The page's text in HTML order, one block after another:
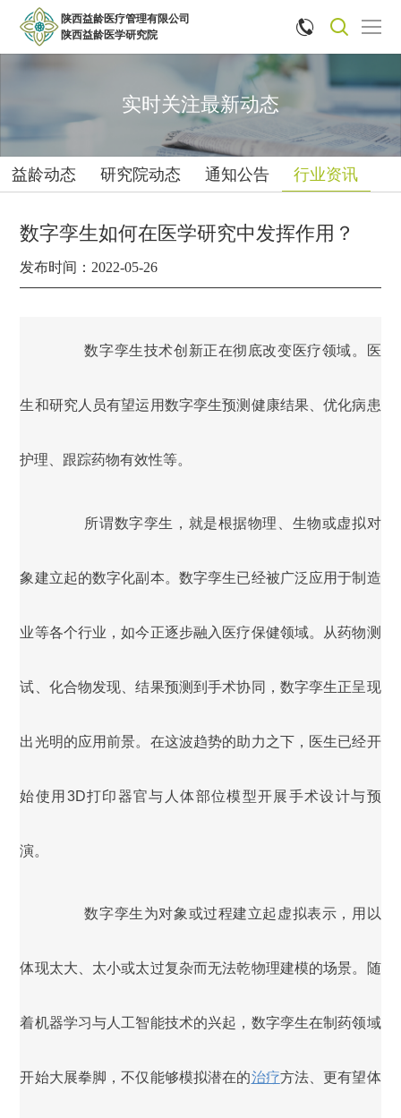
陕西益龄医疗管理有限公司
陕西益龄医学研究院
 
实时关注最新动态
益龄动态 研究院动态 通知公告 行业资讯
数字孪生如何在医学研究中发挥作用？
发布时间：2022-05-26
数字孪生技术创新正在彻底改变医疗领域。医
生和研究人员有望运用数字孪生预测健康结果、优化病患
护理、跟踪药物有效性等。
所谓数字孪生，就是根据物理、生物或虚拟对
象建立起的数字化副本。数字孪生已经被广泛应用于制造
业等各个行业，如今正逐步融入医疗保健领域。从药物测
试、化合物发现、结果预测到手术协同，数字孪生正呈现
出光明的应用前景。在这波趋势的助力之下，医生已经开
始使用3D打印器官与人体部位模型开展手术设计与预
演。
数字孪生为对象或过程建立起虚拟表示，用以
体现太大、太小或太过复杂而无法乾物理建模的场景。随
着机器学习与人工智能技术的兴起，数字孪生在制药领域
开始大展拳脚，不仅能够模拟潜在的治疗方法、更有望体